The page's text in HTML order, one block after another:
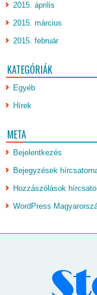
2015. április
2015. március
2015. február
KATEGÓRIÁK
Egyéb
Hírek
META
Bejelentkezés
Bejegyzések
Hozzászólások
WordPress